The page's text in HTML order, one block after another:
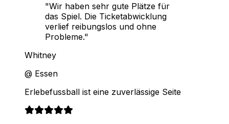
"Wir haben sehr gute Plätze für
das Spiel. Die Ticketabwicklung
verlief reibungslos und ohne
Probleme."
Whitney
@ Essen
Erlebefussball ist eine zuverlässige Seite